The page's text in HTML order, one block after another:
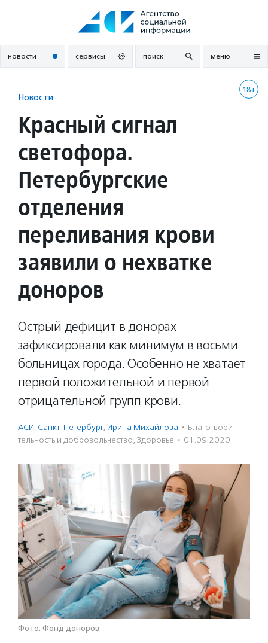
новости сервисы поиск меню
18+
Новости
Красный сигнал
светофора.
Петербургские
отделения
переливания крови
заявили о нехватке
доноров
Острый дефицит в донорах
зафиксировали как минимум в восьми
больницах города. Особенно не хватает
первой положительной и первой
отрицательной групп крови.
АСИ-Санкт-Петербург, Ирина Михайлова · Благотвори­
тель­ность и доброволь­чест­во, Здоровье · 01.09.2020
Фото: Фонд доноров